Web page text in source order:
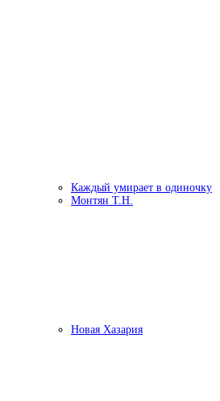
Каждый умирает в одиночку
Монтян Т.Н.
Новая Хазария